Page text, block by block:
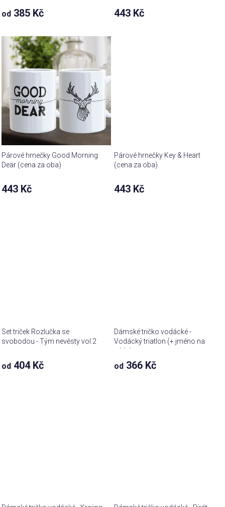
od 385 Kč 443 Kč
Párové hrnečky Good Morning
Dear (cena za oba)
443 Kč
Párové hrnečky Key & Heart
(cena za oba)
443 Kč
Set triček Rozlučka se
svobodou - Tým nevěsty vol.2
od 404 Kč
Dámské tričko vodácké -
Vodácký triatlon (+ jméno na
záda)
od 366 Kč